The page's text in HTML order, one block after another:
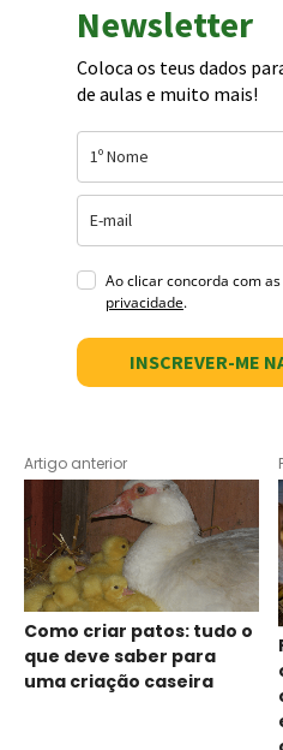
Newsletter
Coloca os teus dados
de aulas e muito mais!
Ao clicar concorda com
privacidade.
INSCREVER-ME
Artigo anterior
Como criar patos: tudo o
que deve saber para
uma criação caseira